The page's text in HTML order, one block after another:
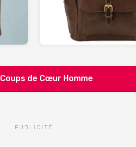
Coups de Cœur Homme
PUBLICITÉ